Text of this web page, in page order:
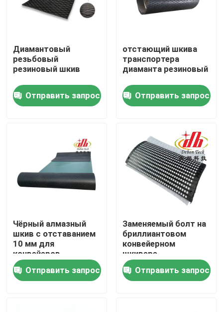
Главная страница
Продукция
Ролики
Наша фабрика
контроль качества
Новости
Керамический вкладыш носки
Диамантовый
резьбовый
резиновый шкив
Отправить запрос
отстающий шкива
транспортера
диаманта резиновый
Отправить запрос
Чёрный алмазный
шкив с отставанием
10 мм для
конвейеров
Отправить запрос
Заменяемый болт на
бриллиантовом
конвейерном
шкивере
Отправить запрос